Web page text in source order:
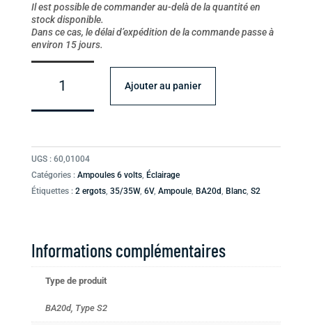
Il est possible de commander au-delà de la quantité en
stock disponible.
Dans ce cas, le délai d’expédition de la commande passe à
environ 15 jours.
35/35W
type
S2
Ajouter au panier
UGS : 60,01004
Catégories : Ampoules 6 volts, Éclairage
Étiquettes : 2 ergots, 35/35W, 6V, Ampoule, BA20d, Blanc, S2
Informations complémentaires
Type de produit
BA20d, Type S2